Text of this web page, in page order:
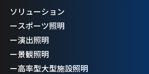
ソリューション
ースポーツ照明
ー演出照明
ー景観照明
ー高率型大型施設照明